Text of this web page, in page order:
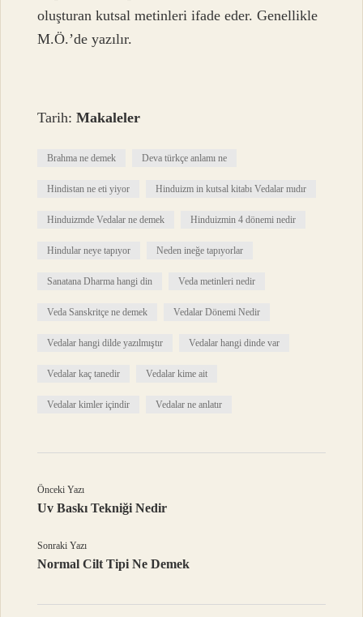
oluşturan kutsal metinleri ifade eder. Genellikle
M.Ö.’de yazılır.
Tarih:Makaleler
Brahma ne demek Deva türkçe anlamı ne
Hindistan ne eti yiyor Hinduizm in kutsal kitabı Vedalar mıdır
Hinduizmde Vedalar ne demek Hinduizmin 4 dönemi nedir
Hindular neye tapıyor Neden ineğe tapıyorlar
Sanatana Dharma hangi din Veda metinleri nedir
Veda Sanskritçe ne demek Vedalar Dönemi Nedir
Vedalar hangi dilde yazılmıştır Vedalar hangi dinde var
Vedalar kaç tanedir Vedalar kime ait
Vedalar kimler içindir Vedalar ne anlatır
Önceki Yazı
Uv Baskı Tekniği Nedir
Sonraki Yazı
Normal Cilt Tipi Ne Demek